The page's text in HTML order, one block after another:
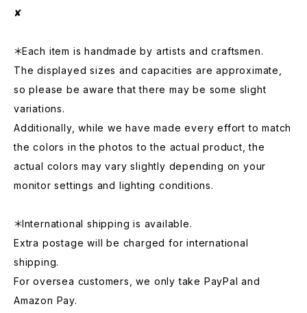
✘
＊Each item is handmade by artists and craftsmen.
The displayed sizes and capacities are approximate,
so please be aware that there may be some slight
variations.
Additionally, while we have made every effort to match
the colors in the photos to the actual product, the
actual colors may vary slightly depending on your
monitor settings and lighting conditions.
＊International shipping is available.
Extra postage will be charged for international
shipping.
For oversea customers, we only take PayPal and
Amazon Pay.